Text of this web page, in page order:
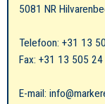
5081 NR
Telefoon: +31 13
Fax: +31 13 505
E-mail: